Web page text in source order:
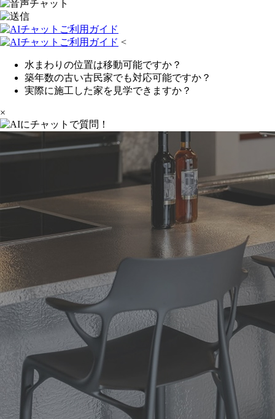
<
水まわりの位置は移動可能ですか？
築年数の古い古民家でも対応可能ですか？
実際に施工した家を見学できますか？
×